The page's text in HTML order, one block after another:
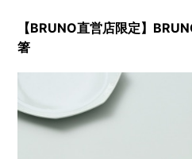
【BRUNO直営店限定】
箸